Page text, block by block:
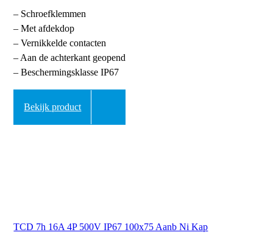
– Schroefklemmen
– Met afdekdop
– Vernikkelde contacten
– Aan de achterkant geopend
– Beschermingsklasse IP67
Bekijk product
TCD 7h 16A 4P 500V IP67 100x75 Aanb Ni Kap